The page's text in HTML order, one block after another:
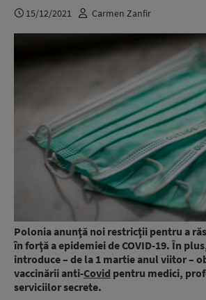
15/12/2021 Carmen Zanfir
Polonia anunţă noi restricţii pentru a
în forţă a epidemiei de COVID-19. În
introduce – de la 1 martie anul viitor –
vaccinării anti-Covid pentru medici,
serviciilor secrete.